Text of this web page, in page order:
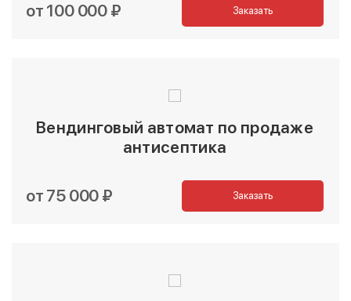
от 100 000 ₽ Заказать
Вендинговый автомат по продаже
антисептика
от 75 000 ₽ Заказать